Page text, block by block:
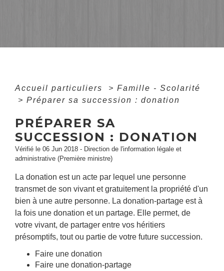
Accueil particuliers > Famille - Scolarité
> Préparer sa succession : donation
PRÉPARER SA
SUCCESSION : DONATION
Vérifié le 06 Jun 2018 - Direction de l'information légale et
administrative (Première ministre)
La donation est un acte par lequel une personne
transmet de son vivant et gratuitement la propriété d'un
bien à une autre personne. La donation-partage est à
la fois une donation et un partage. Elle permet, de
votre vivant, de partager entre vos héritiers
présomptifs, tout ou partie de votre future succession.
Faire une donation
Faire une donation-partage